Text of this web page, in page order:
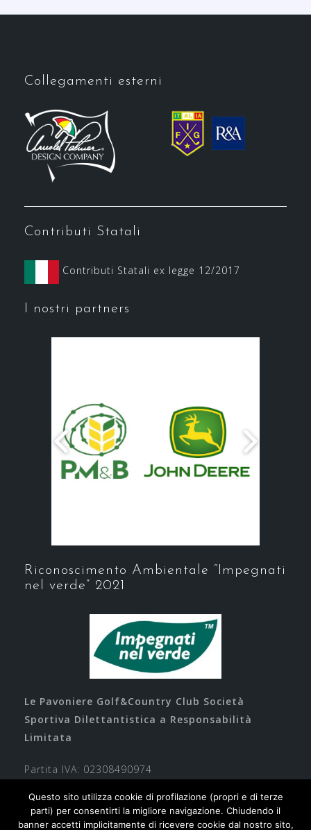
Collegamenti esterni
Contributi Statali
Contributi Statali ex legge 12/2017
I nostri partners
Riconoscimento Ambientale “Impegnati
nel verde” 2021
Le Pavoniere Golf&Country Club Società
Sportiva Dilettantistica a Responsabilità
Limitata
Partita IVA: 02308490974
Questo sito utilizza cookie di profilazione (propri e di terze
parti) per consentirti la migliore navigazione. Chiudendo il
banner accetti implicitamente di ricevere cookie dal nostro sito,